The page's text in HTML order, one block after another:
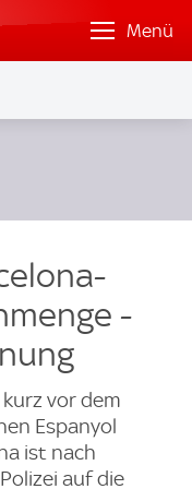
Menü
-
vor dem
Espanyol
ist nach
auf die